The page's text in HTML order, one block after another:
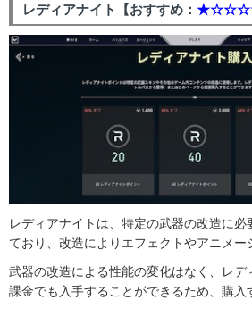
レディアナイト【おすすめ：
レディアナイトは、特定の武器の改造に必
ており、改造によりエフェクトやアニメー
武器の改造による性能の変化はなく、レ
課金でも入手することができるため、購入